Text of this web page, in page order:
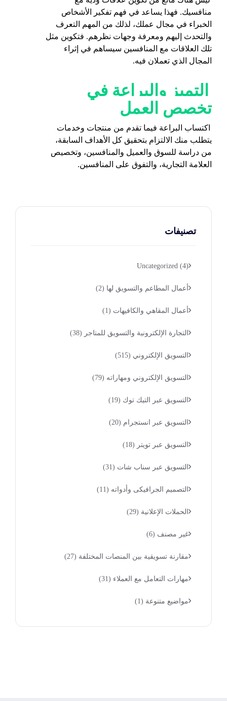
منافسيك. فهذا يساعد في فهم تفكير الأشخاص
الخبراء في مجال عملك، لذلك من المهم التعرف
والتحدث إليهم ومعرفة وجهات نظرهم. فتكوين مثل
تلك العلاقات مع المنافسين سيساهم في إثراء
المجال الذي تعملان فيه.
التميز والبراعة في
تخصص العمل
اكتساب البراعة فيما تقدم من منتجات وخدمات
يتطلب منك الالتزام بتحقيق كل الأهداف السابقة،
من دراسة للسوق والعميل والمنافسين، وتخصيص
العلامة التجارية، والتفوق على المنافسين.
تصنيفات
Uncategorized (4)
أعمال المطاعم والتسويق لها (2)
أعمال المقاهي والكافيهات (1)
التجارة الإلكترونية والتسويق للمتاجر (38)
التسويق الإلكتروني (515)
التسويق الإلكتروني ومهاراته (79)
التسويق عبر التيك توك (19)
التسويق عبر انستجرام (20)
التسويق عبر تويتر (18)
التسويق عبر سناب شات (31)
التصميم الجرافيكى وأدواته (11)
الحملات الإعلانية (29)
غير مصنف (6)
مقارنة تسويقية بين المنصات المختلفة (27)
مهارات التعامل مع العملاء (31)
مواضيع متنوعة (1)